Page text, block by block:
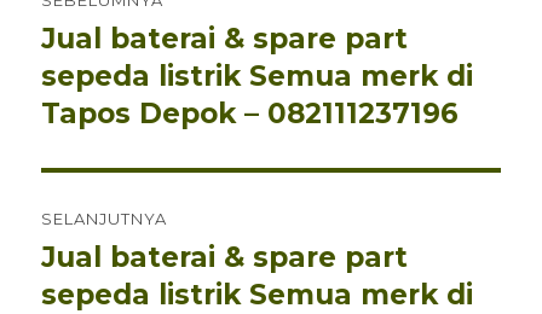
pos
Pos
sebelumnya:
Jual baterai & spare part
sepeda listrik Semua merk di
Tapos Depok – 082111237196
SELANJUTNYA
Pos
berikutnya:
Jual baterai & spare part
sepeda listrik Semua merk di